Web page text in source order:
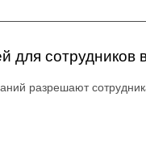
для
разрешают